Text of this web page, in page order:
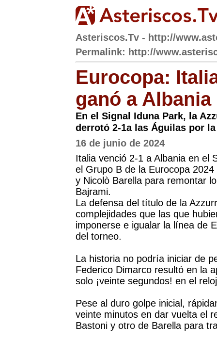
Asteriscos.Tv - http://
Permalink: http://
Eurocopa:
ganó a Albania
En el Signal Iduna Park, la
derrotó 2-1a las Águilas por
16 de junio de 2024
Italia venció 2-1 a Albania en el
el Grupo B de la Eurocopa
y Nicolò Barella para remontar
Bajrami.
La defensa del título de la
complejidades que las que
imponerse e igualar la línea de
del torneo.
La historia no podría iniciar de
Federico Dimarco resultó en la
solo ¡veinte segundos! en el
Pese al duro golpe inicial,
veinte minutos en dar vuelta el
Bastoni y otro de Barella para